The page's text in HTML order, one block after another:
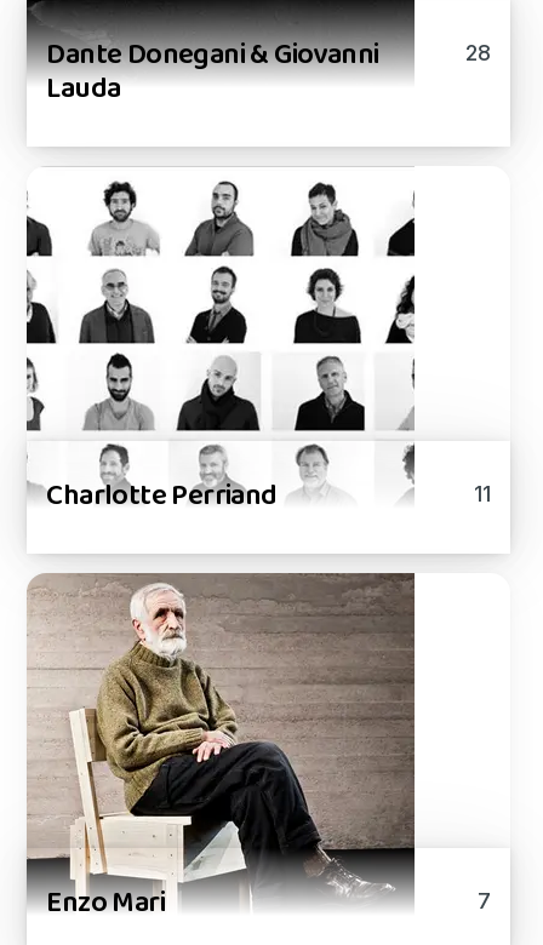
Dante Donegani & Giovanni
Lauda
28
Charlotte Perriand 11
Enzo Mari 7